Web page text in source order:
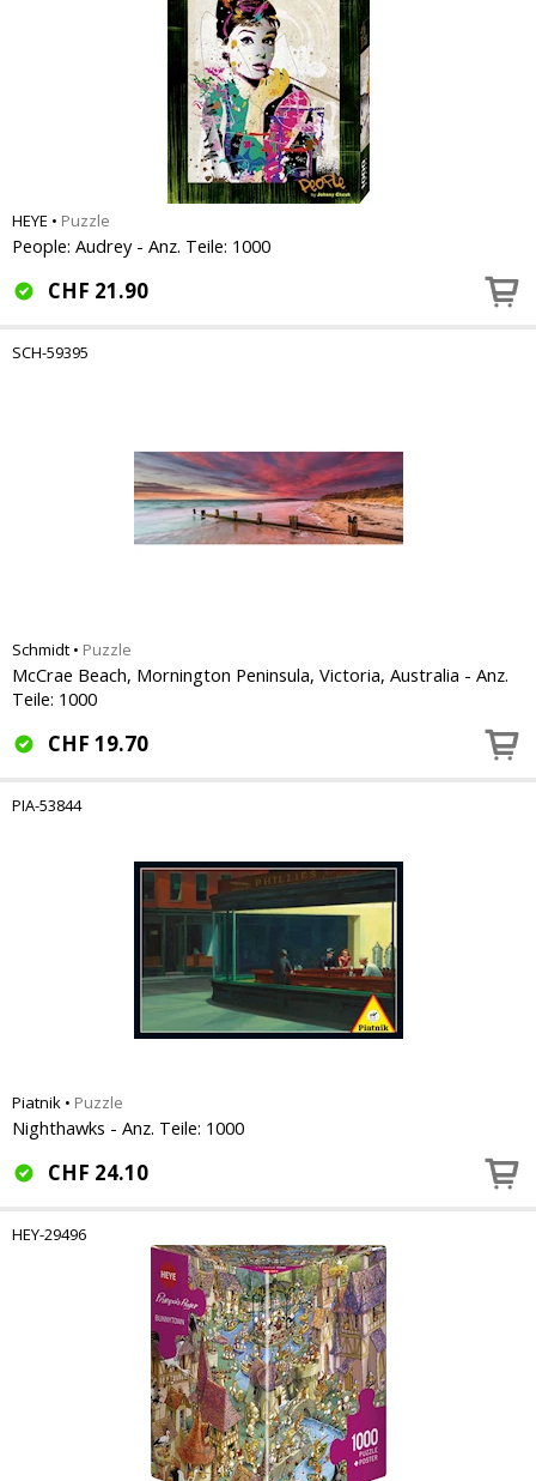
HEYE • Puzzle
People: Audrey - Anz. Teile: 1000
CHF 21.90
SCH-59395
Schmidt • Puzzle
McCrae Beach, Mornington Peninsula, Victoria, Australia - Anz.
Teile: 1000
CHF 19.70
PIA-53844
Piatnik • Puzzle
Nighthawks - Anz. Teile: 1000
CHF 24.10
HEY-29496